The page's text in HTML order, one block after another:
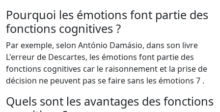
Pourquoi les émotions font partie des
fonctions cognitives ?
Par exemple, selon António Damásio, dans son livre
L'erreur de Descartes, les émotions font partie des
fonctions cognitives car le raisonnement et la prise de
décision ne peuvent pas se faire sans les émotions 7 .
Quels sont les avantages des fonctions